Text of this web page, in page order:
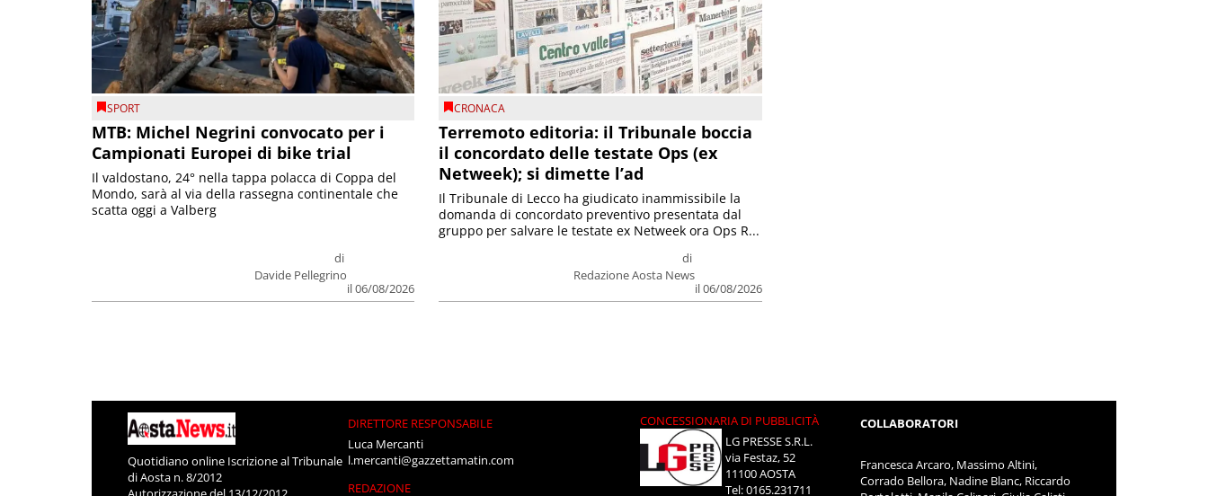
SPORT
MTB: Michel Negrini convocato per i
Campionati Europei di bike trial
di
Davide Pellegrino
il 06/08/2026
Il valdostano, 24° nella tappa polacca di Coppa del
Mondo, sarà al via della rassegna continentale che
scatta oggi a Valberg
CRONACA
Terremoto editoria: il Tribunale boccia
il concordato delle testate Ops (ex
Netweek); si dimette l’ad
di
Redazione Aosta News
il 06/08/2026
Il Tribunale di Lecco ha giudicato inammissibile la
domanda di concordato preventivo presentata dal
gruppo per salvare le testate ex Netweek ora Ops R...
Quotidiano online Iscrizione al Tribunale
di Aosta n. 8/2012
DIRETTORE RESPONSABILE
Luca Mercanti
l.mercanti@gazzettamatin.com
REDAZIONE
CONCESSIONARIA DI PUBBLICITÀ
LG PRESSE S.R.L.
via Festaz, 52
11100 AOSTA
Tel: 0165.231711
COLLABORATORI
Francesca Arcaro, Massimo Altini,
Corrado Bellora, Nadine Blanc, Riccardo